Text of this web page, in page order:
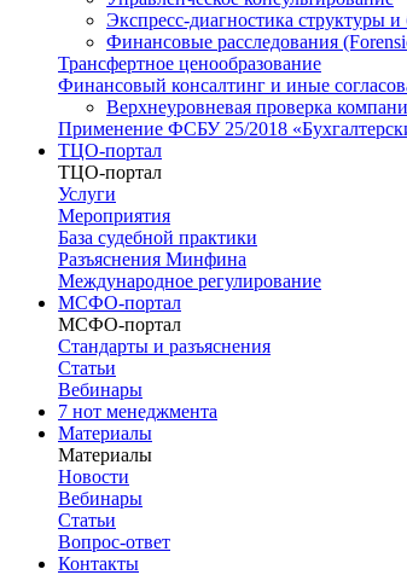
Экспресс-диагностика структуры и
Финансовые расследования
Трансфертное ценообразование
Финансовый консалтинг и иные
Верхнеуровневая проверка
Применение ФСБУ 25/2018
ТЦО-портал
ТЦО-портал
Услуги
Мероприятия
База судебной практики
Разъяснения Минфина
Международное регулирование
МСФО-портал
МСФО-портал
Стандарты и разъяснения
Статьи
Вебинары
7 нот менеджмента
Материалы
Материалы
Новости
Вебинары
Статьи
Вопрос-ответ
Контакты